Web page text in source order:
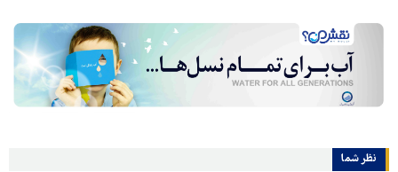
نظر شما